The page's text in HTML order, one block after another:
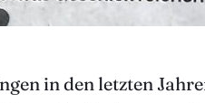
in den letzten